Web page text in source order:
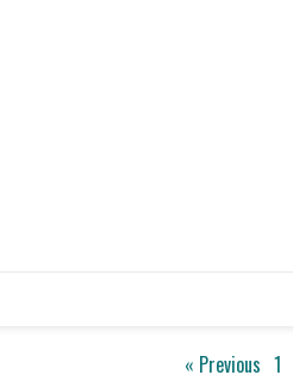
« Previous 1